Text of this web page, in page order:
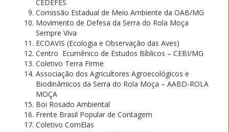
CEDEFES
Comissão Estadual de Meio Ambiente da OAB/MG
Movimento de Defesa da Serra do Rola Moça
Sempre Viva
ECOAVIS (Ecologia e Observação das Aves)
Centro Ecumênico de Estudos Bíblicos – CEBI/MG
Coletivo Terra Firme
Associação dos Agricultores Agroecológicos e
Biodinâmicos da Serra do Rola Moça – AABD-ROLA
MOÇA
Boi Rosado Ambiental
Frente Brasil Popular de Contagem
Coletivo ComElas